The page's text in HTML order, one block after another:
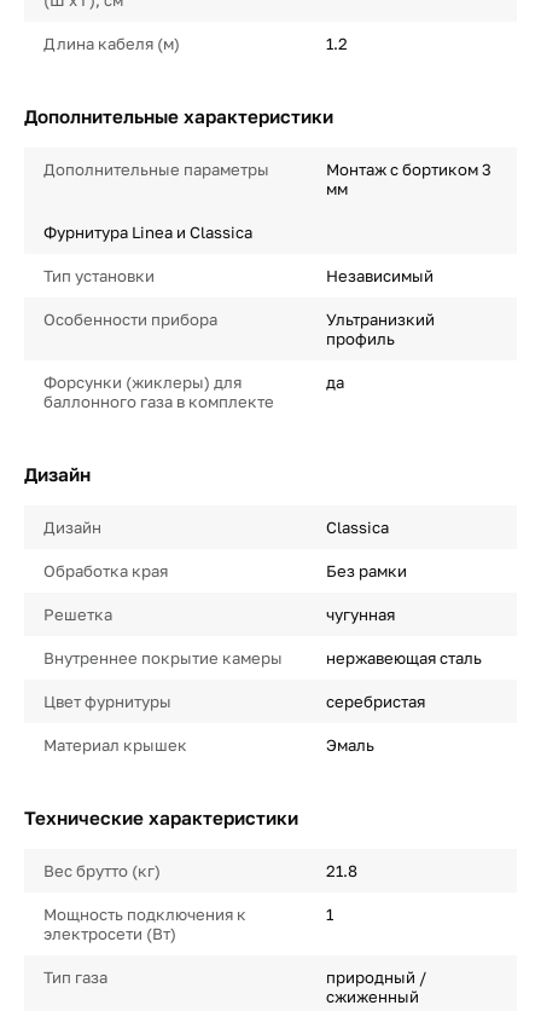
Длина кабеля (м) 1.2
Дополнительные характеристики
Дополнительные параметры
Монтаж с бортиком 3
мм
Фурнитура Linea и Classica
Тип установки Независимый
Особенности прибора
Ультранизкий
профиль
Форсунки (жиклеры) для
баллонного газа в комплекте
да
Дизайн
Дизайн Classica
Обработка края Без рамки
Решетка чугунная
Внутреннее покрытие камеры нержавеющая сталь
Цвет фурнитуры серебристая
Материал крышек Эмаль
Технические характеристики
Вес брутто (кг) 21.8
Мощность подключения к
электросети (Вт)
1
Тип газа
природный /
сжиженный